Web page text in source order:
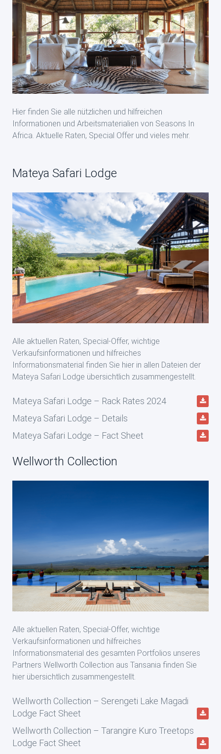
Hier finden Sie alle nützlichen und hilfreichen
Informationen und Arbeitsmaterialien von Seasons In
Africa. Aktuelle Raten, Special Offer und vieles mehr.
Mateya Safari Lodge
Alle aktuellen Raten, Special-Offer, wichtige
Verkaufsinformationen und hilfreiches
Informationsmaterial finden Sie hier in allen Dateien der
Mateya Safari Lodge übersichtlich zusammengestellt.
Mateya Safari Lodge – Rack Rates 2024
Mateya Safari Lodge – Details
Mateya Safari Lodge – Fact Sheet
Wellworth Collection
Alle aktuellen Raten, Special-Offer, wichtige
Verkaufsinformationen und hilfreiches
Informationsmaterial des gesamten Portfolios unseres
Partners Wellworth Collection aus Tansania finden Sie
hier übersichtlich zusammengestellt.
Wellworth Collection – Serengeti Lake Magadi
Lodge Fact Sheet
Wellworth Collection – Tarangire Kuro Treetops
Lodge Fact Sheet